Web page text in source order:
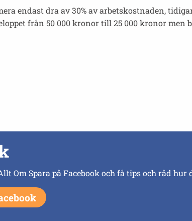
endast dra av 30% av arbetskostnaden,
från 50 000 kronor till 25 000 kronor men
Om Spara på Facebook och få tips och råd